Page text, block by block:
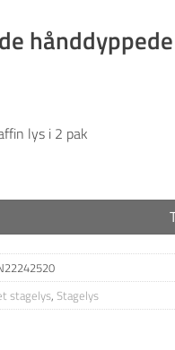
lys i 2 pak
lys - Hvid antal
stagelys,Stagelys